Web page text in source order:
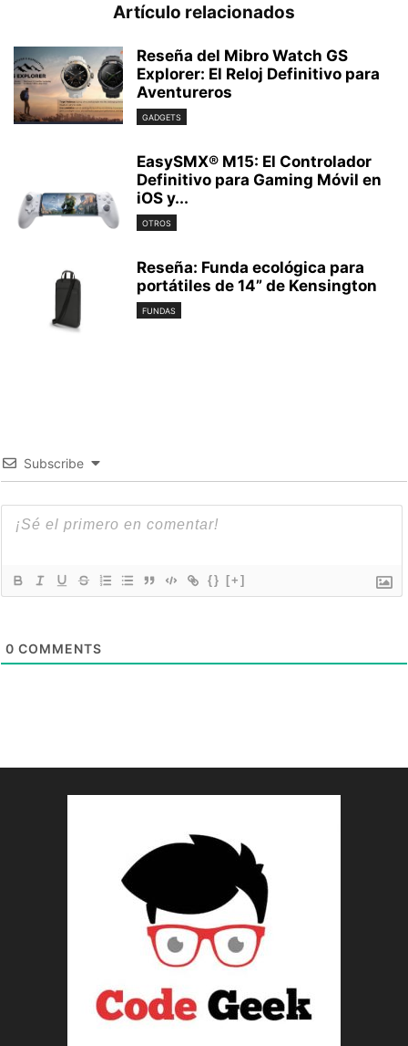
Artículo relacionados
Reseña del Mibro Watch GS
Explorer: El Reloj Definitivo para
Aventureros
GADGETS
EasySMX® M15: El Controlador
Definitivo para Gaming Móvil en
iOS y...
OTROS
Reseña: Funda ecológica para
portátiles de 14” de Kensington
FUNDAS
Subscribe
{} [+]
0 COMMENTS